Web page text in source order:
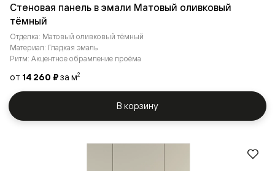
Стеновая панель в эмали Матовый оливковый
тёмный
Отделка: Матовый оливковый тёмный
Материал: Гладкая эмаль
Ритм: Акцентное обрамление проёма
от 14 260 ₽за м2
В корзину